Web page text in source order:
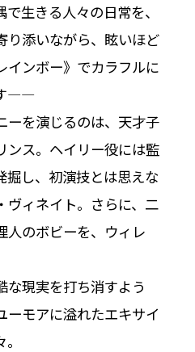
生きる人々の日常を、
り添いながら、眩いほど
インボー》でカラフルに
―—
ーを演じるのは、天才子
ンス。ヘイリー役には監
掘し、初演技とは思えな
ヴィネイト。さらに、二
人のボビーを、ウィレ
な現実を打ち消すよう
ーモアに溢れたエキサイ